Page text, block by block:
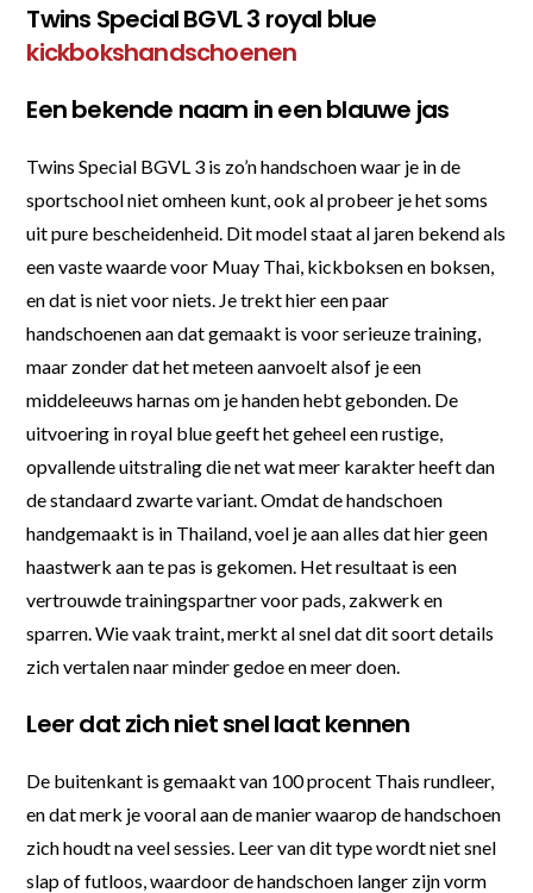
Twins Special BGVL 3 royal blue
kickbokshandschoenen
Een bekende naam in een blauwe jas
Twins Special BGVL 3 is zo’n handschoen waar je in de
sportschool niet omheen kunt, ook al probeer je het soms
uit pure bescheidenheid. Dit model staat al jaren bekend als
een vaste waarde voor Muay Thai, kickboksen en boksen,
en dat is niet voor niets. Je trekt hier een paar
handschoenen aan dat gemaakt is voor serieuze training,
maar zonder dat het meteen aanvoelt alsof je een
middeleeuws harnas om je handen hebt gebonden. De
uitvoering in royal blue geeft het geheel een rustige,
opvallende uitstraling die net wat meer karakter heeft dan
de standaard zwarte variant. Omdat de handschoen
handgemaakt is in Thailand, voel je aan alles dat hier geen
haastwerk aan te pas is gekomen. Het resultaat is een
vertrouwde trainingspartner voor pads, zakwerk en
sparren. Wie vaak traint, merkt al snel dat dit soort details
zich vertalen naar minder gedoe en meer doen.
Leer dat zich niet snel laat kennen
De buitenkant is gemaakt van 100 procent Thais rundleer,
en dat merk je vooral aan de manier waarop de handschoen
zich houdt na veel sessies. Leer van dit type wordt niet snel
slap of futloos, waardoor de handschoen langer zijn vorm